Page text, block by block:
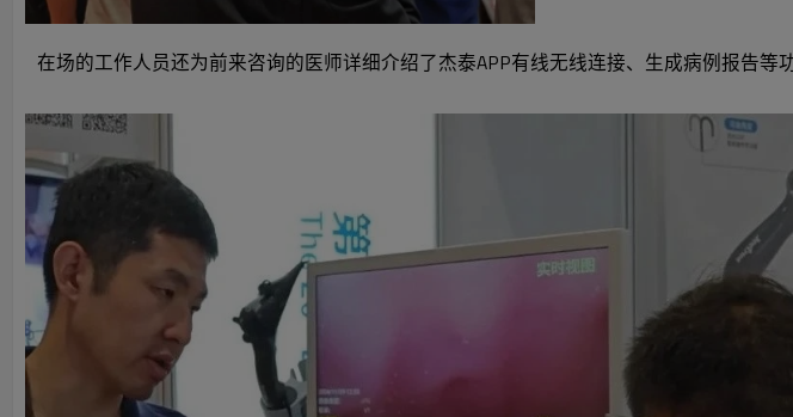
在场的工作人员还为前来咨询的医师详细介绍了杰泰APP有线无线连接、生成病例报告等